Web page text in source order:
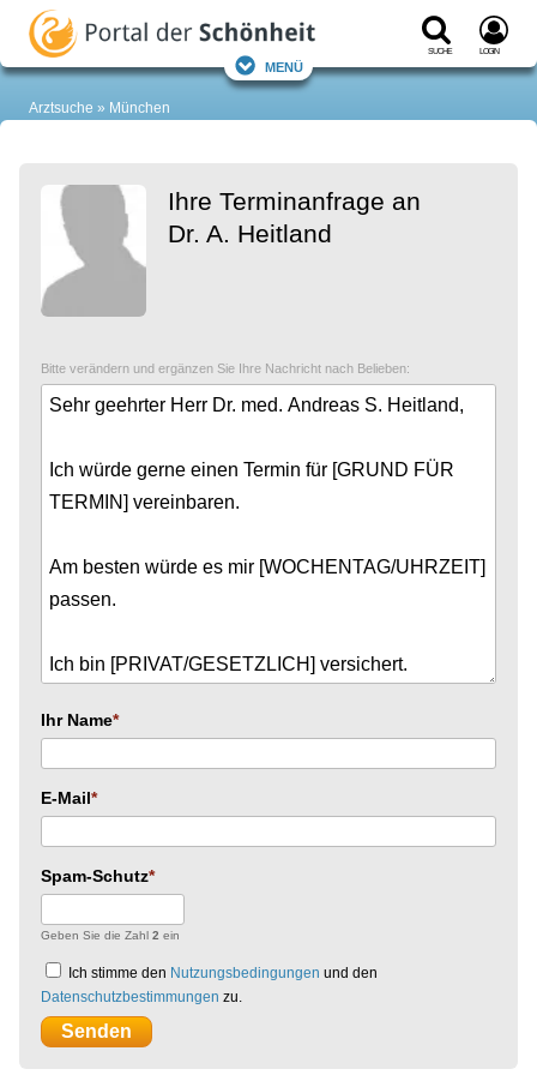
Suche Login
Menü
Arztsuche München
Ihre Terminanfrage an
Dr. A. Heitland
Bitte verändern und ergänzen Sie Ihre Nachricht nach Belieben:
Ihr Name
E-Mail
Spam-Schutz
Geben Sie die Zahl 2 ein
Ich stimme den Nutzungsbedingungen und den
Datenschutzbestimmungen zu.